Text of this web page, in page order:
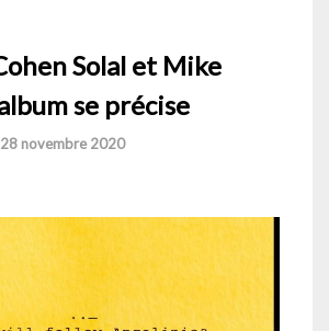
Solal et Mike
se précise
28 novembre 2020